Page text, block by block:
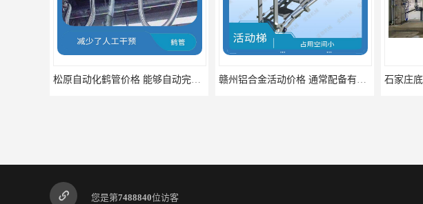
赣州铝合金活动价格 通常配备有扶手踏板等安全设施 石家庄底部装卸鹤管厂家 可以360度旋转 易于安装和操作
您是第7488840位访客